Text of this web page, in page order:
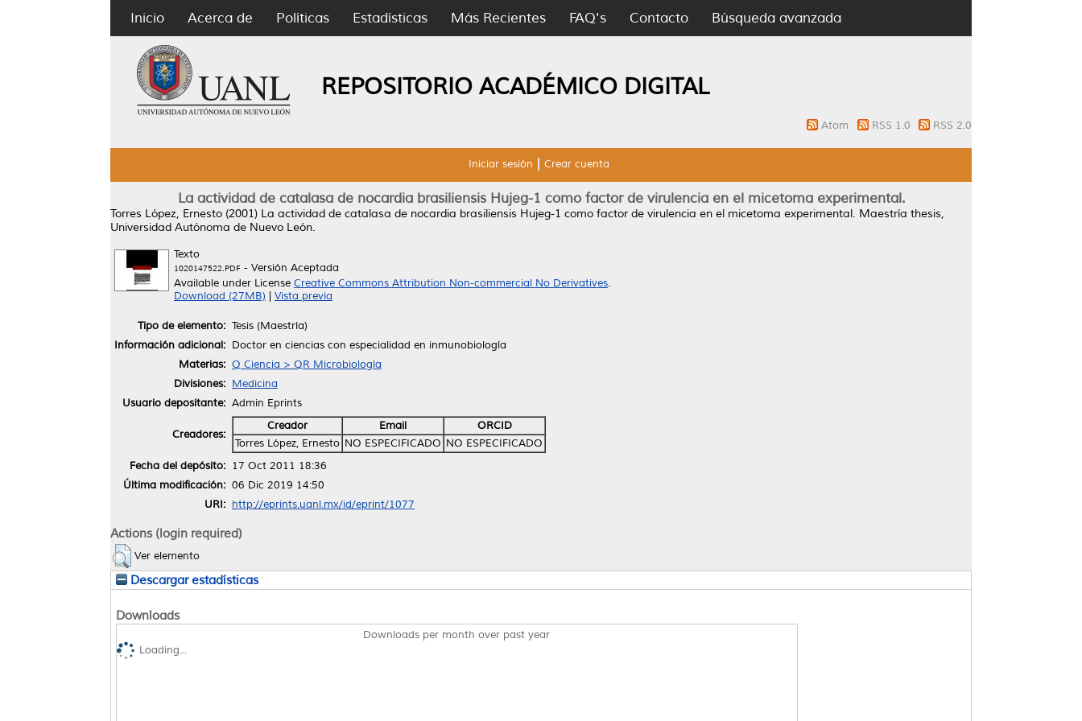
Inicio Acerca de Políticas Estadísticas Más Recientes FAQ's Contacto Búsqueda avanzada
REPOSITORIO ACADÉMICO DIGITAL
Atom RSS 1.0 RSS 2.0
Iniciar sesión Crear cuenta
La actividad de catalasa de nocardia brasiliensis Hujeg-1 como factor de virulencia en el micetoma experimental.
Torres López, Ernesto (2001) La actividad de catalasa de nocardia brasiliensis Hujeg-1 como factor de virulencia en el micetoma experimental. Maestría thesis,
Universidad Autónoma de Nuevo León.
Texto
1020147522.PDF - Versión Aceptada
Available under License Creative Commons Attribution Non-commercial No Derivatives.
Download (27MB)
Vista previa
Tipo de elemento: Tesis (Maestría)
Información adicional: Doctor en ciencias con especialidad en inmunobiología
Materias: Q Ciencia > QR Microbiología
Divisiones: Medicina
Usuario depositante: Admin Eprints
Creadores:
Creador Email
ORCID
Torres López, Ernesto NO ESPECIFICADO NO ESPECIFICADO
Fecha del depósito: 17 Oct 2011 18:36
Última modificación: 06 Dic 2019 14:50
URI: http://eprints.uanl.mx/id/eprint/1077
Actions (login required)
Ver elemento
Descargar estadísticas
Downloads
Downloads per month over past year
Loading...